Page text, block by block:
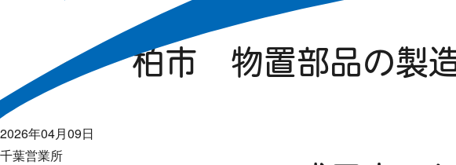
柏市 物置部品の製造
2026年04月09日
千葉営業所